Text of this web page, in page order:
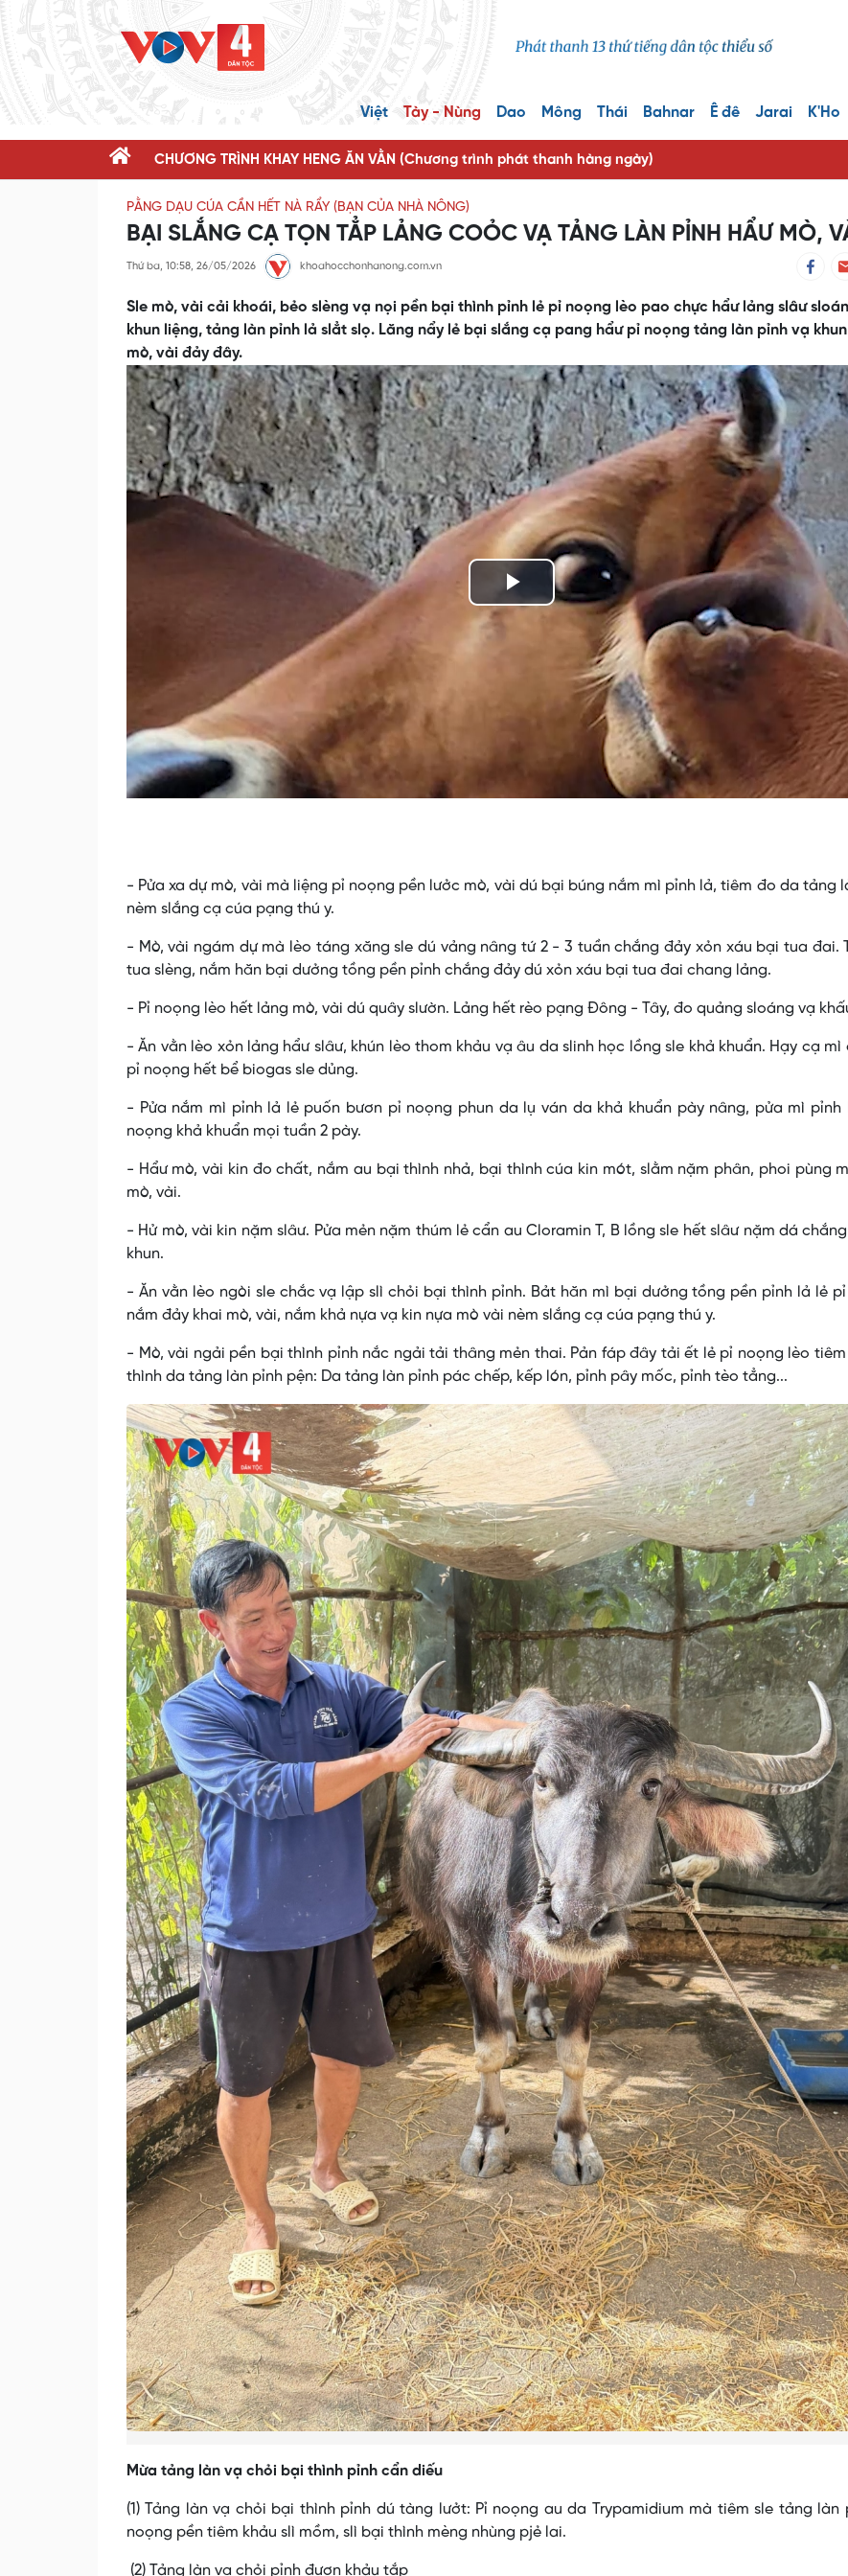
Việt Tày - Nùng Dao Mông Thái Bahnar Ê đê Jarai K'Ho
CHƯƠNG TRÌNH KHAY HENG ĂN VẰN (Chương trình phát thanh hàng ngày)
PẰNG DẠU CÚA CẦN HẾT NÀ RẨY (BẠN CỦA NHÀ NÔNG)
BẠI SLẮNG CẠ TỌN TẲP LẢNG COỎC VẠ TẢNG LÀN PỈNH HẨƯ MÒ,
Thứ ba, 10:58, 26/05/2026 khoahocchonhanong.com.vn
Sle mò, vài cải khoái, bẻo slèng vạ nọi pền bại thình pỉnh lẻ pỉ noọng lèo pao chực hẩư lảng slâư
khun liệng, tảng làn pỉnh lả slẳt slọ. Lăng nẩy lẻ bại slắng cạ pang hẩư pỉ noọng tảng làn pỉnh vạ
mò, vài đảy đây.
Play
Video
- Pửa xa dự mò, vài mà liệng pỉ noọng pền lưởc mò, vài dú bại búng nắm mì pỉnh lả, tiêm đo da tảng
nèm slắng cạ cúa pạng thú y.
- Mò, vài ngám dự mà lèo táng xăng sle dú vảng nâng tứ 2 - 3 tuần chắng đảy xỏn xáu bại tua đai.
tua slèng, nắm hăn bại dưởng tồng pền pỉnh chắng đảy dú xỏn xáu bại tua đai chang lảng.
- Pỉ noọng lèo hết lảng mò, vài dú quây slườn. Lảng hết rèo pạng Đông - Tây, đo quảng sloáng vạ
- Ăn vằn lèo xỏn lảng hẩư slâư, khún lèo thom khảu vạ âu da slinh học lồng sle khả khuẩn. Hạy cạ mì
pỉ noọng hết bể biogas sle dủng.
- Pửa nắm mì pỉnh lả lẻ puốn bươn pỉ noọng phun da lụ ván da khả khuẩn pày nâng, pửa mì pỉnh
noọng khả khuẩn mọi tuần 2 pày.
- Hẩư mò, vài kin đo chất, nắm au bại thình nhả, bại thình cúa kin mót, slằm nặm phân, phoi pùng
mò, vài.
- Hử mò, vài kin nặm slâư. Pửa mẻn nặm thúm lẻ cẩn au Cloramin T, B lồng sle hết slâư nặm dá
khun.
- Ăn vằn lèo ngòi sle chắc vạ lập slì chỏi bại thình pỉnh. Bảt hăn mì bại dưởng tồng pền pỉnh lả lẻ
nắm đảy khai mò, vài, nắm khả nựa vạ kin nựa mò vài nèm slắng cạ cúa pạng thú y.
- Mò, vài ngải pền bại thình pỉnh nắc ngải tải thâng mẻn thai. Pản fáp đây tải ết lẻ pỉ noọng lèo
thình da tảng làn pỉnh pện: Da tảng làn pỉnh pác chếp, kếp lón, pỉnh pây mốc, pỉnh tèo tẳng...
Mừa tảng làn vạ chỏi bại thình pỉnh cẩn diếu
(1) Tảng làn vạ chỏi bại thình pỉnh dú tàng lưởt: Pỉ noọng au da Trypamidium mà tiêm sle tảng làn
noọng pền tiêm khảu slì mồm, slì bại thình mèng nhùng pjẻ lai.
(2) Tảng làn vạ chỏi pỉnh đươn khảu tắp